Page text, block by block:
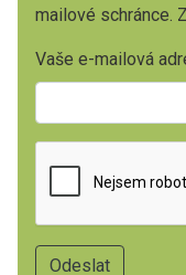
mailové schránce.
Vaše e-mailová